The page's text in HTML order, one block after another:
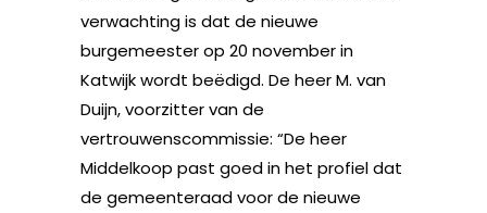
verwachting is dat de nieuwe
burgemeester op 20 november in
Katwijk wordt beëdigd. De heer M. van
Duijn, voorzitter van de
vertrouwenscommissie: “De heer
Middelkoop past goed in het profiel dat
de gemeenteraad voor de nieuwe